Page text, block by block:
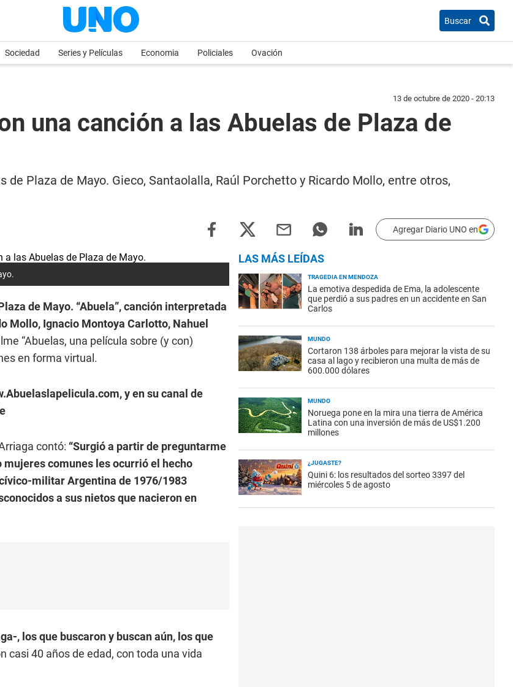
Buscar
Sociedad Series y Películas Economia Policiales Ovación
13 de octubre de 2020 - 20:13
una canción a las Abuelas de Plaza de
Plaza de Mayo. Gieco, Santaolalla, Raúl Porchetto y Ricardo Mollo, entre otros,
Agregar Diario UNO en
de Mayo. “Abuela”, canción interpretada
Mollo, Ignacio Montoya Carlotto, Nahuel
“Abuelas, una película sobre (y con)
en forma virtual.
y en su canal de
contó: “Surgió a partir de preguntarme
comunes les ocurrió el hecho
militar Argentina de 1976/1983
a sus nietos que nacieron en
, los que buscaron y buscan aún, los que
casi 40 años de edad, con toda una vida
LAS MÁS LEÍDAS
TRAGEDIA EN MENDOZA
La emotiva despedida de Ema, la adolescente
que perdió a sus padres en un accidente en San
Carlos
MUNDO
Cortaron 138 árboles para mejorar la vista de su
casa al lago y recibieron una multa de más de
600.000 dólares
MUNDO
Noruega pone en la mira una tierra de América
Latina con una inversión de más de US$1.200
millones
¿JUGASTE?
Quini 6: los resultados del sorteo 3397 del
miércoles 5 de agosto